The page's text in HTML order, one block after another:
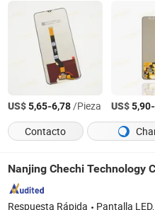
US$5,65-6,78/Pieza US$5,90-
Contacto
Nanjing Chechi Technology
Respuesta Rápida Pantalla LED, Pantalla LED exterior, Pantalla